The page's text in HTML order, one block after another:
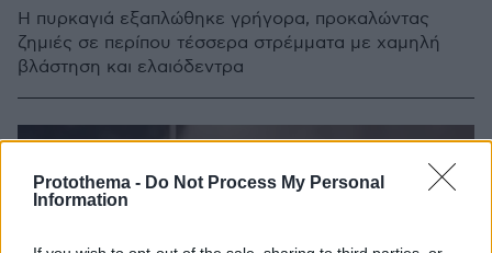
Protothema - Do Not Process My Personal
Information
Η πυρκαγιά εξαπλώθηκε γρήγορα, προκαλώντας
ζημιές σε περίπου τέσσερα στρέμματα με χαμηλή
βλάστηση και ελαιόδεντρα